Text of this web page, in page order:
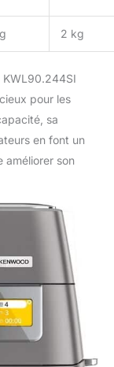
2 kg
KWL90.244SI
pour les
sa
en font un
améliorer son